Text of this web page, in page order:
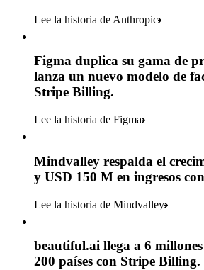
Lee la historia de Anthropic
Figma duplica su gama de
lanza un nuevo modelo de
Stripe Billing.
Lee la historia de Figma
Mindvalley respalda el
y USD 150 M en ingresos
Lee la historia de Mindvalley
beautiful.ai llega a 6
200 países con Stripe Billing.